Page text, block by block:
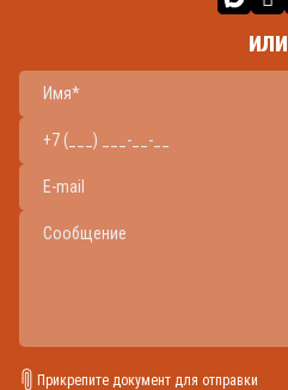
или
Прикрепите документ для отправки